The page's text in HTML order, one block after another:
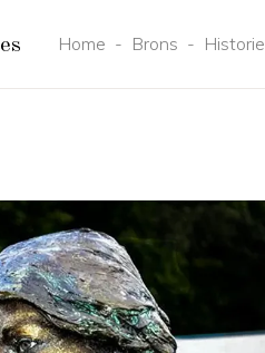
Home - Brons - Historie